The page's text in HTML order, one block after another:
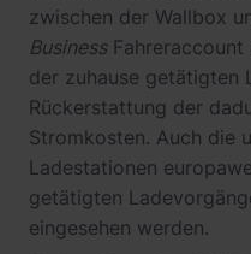
zwischen der Wallbox
BusinessFahreraccount
der zuhause getätigten
Rückerstattung der
Stromkosten. Auch die
Ladestationen
getätigten
eingesehen werden.